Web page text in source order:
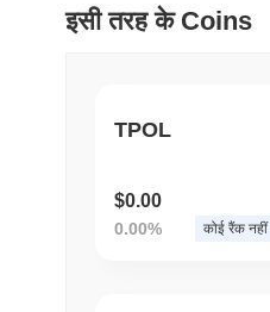
6.88%
इसी तरह के Coins
TPOL
$0.00
0.00% कोई रैंक नहीं